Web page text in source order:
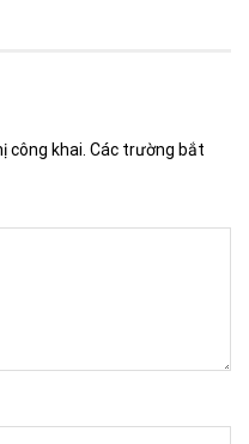
công khai. Các trường bắt